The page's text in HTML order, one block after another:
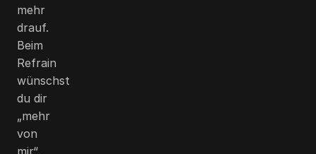
mehr
drauf.
Beim
Refrain
wünschst
du dir
„mehr
von
mir“,